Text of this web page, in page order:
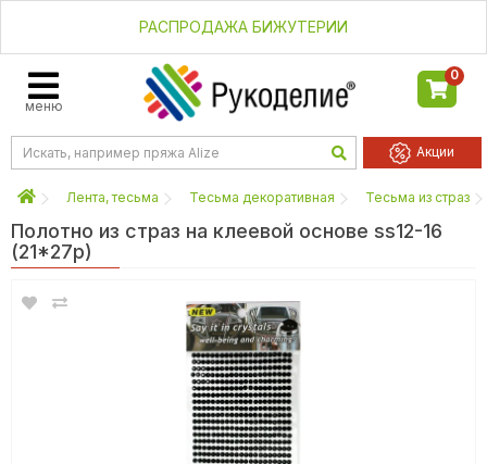
РАСПРОДАЖА БИЖУТЕРИИ
меню
0
Акции
Лента, тесьма Тесьма декоративная Тесьма из страз
Полотно из страз на клеевой основе ss12-16
(21*27р)